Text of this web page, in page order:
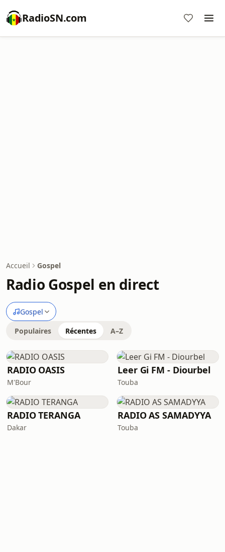
RadioSN.com
Accueil Gospel
Radio Gospel en direct
Gospel
Populaires Récentes A–Z
RADIO OASIS
M'Bour
Leer Gi FM - Diourbel
Touba
RADIO TERANGA
Dakar
RADIO AS SAMADYYA
Touba